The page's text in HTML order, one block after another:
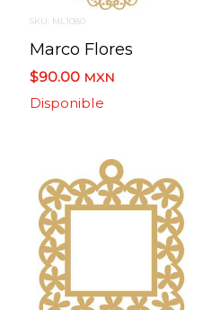
SKU: ML1080
Marco Flores
$90.00 MXN
Disponible